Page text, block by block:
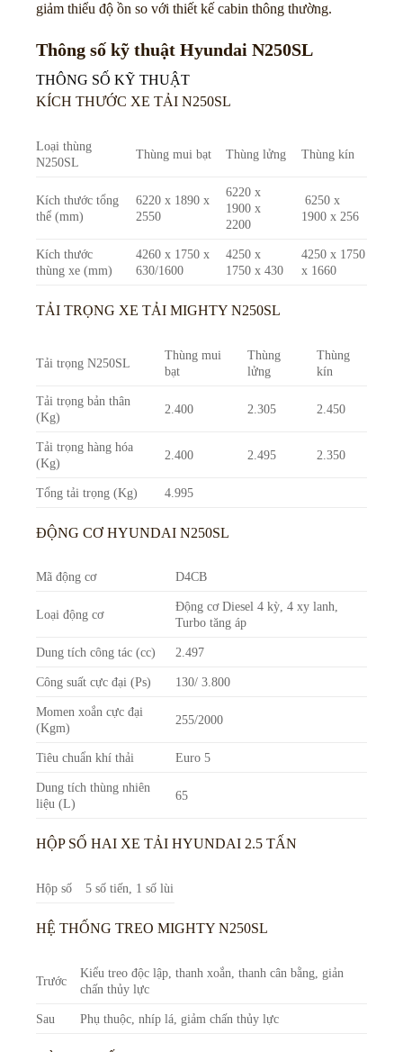
giảm thiểu độ ồn so với thiết kế cabin thông thường.
Thông số kỹ thuật Hyundai N250SL
THÔNG SỐ KỸ THUẬT
KÍCH THƯỚC XE TẢI N250SL
Loại thùng
N250SL
Thùng mui bạt Thùng lửng Thùng kín
Kích thước tổng
thể (mm)
6220 x 1890 x
2550
6220 x
1900 x
2200
6250 x
1900 x 256
Kích thước
thùng xe (mm)
4260 x 1750 x
630/1600
4250 x
1750 x 430
4250 x 1750
x 1660
TẢI TRỌNG XE TẢI MIGHTY N250SL
Tải trọng N250SL
Thùng mui
bạt
Thùng
lửng
Thùng
kín
Tải trọng bản thân
(Kg)
2.400 2.305 2.450
Tải trọng hàng hóa
(Kg)
2.400 2.495 2.350
Tổng tải trọng (Kg) 4.995
ĐỘNG CƠ HYUNDAI N250SL
Mã động cơ D4CB
Loại động cơ
Động cơ Diesel 4 kỳ, 4 xy lanh,
Turbo tăng áp
Dung tích công tác (cc) 2.497
Công suất cực đại (Ps) 130/ 3.800
Momen xoắn cực đại
(Kgm)
255/2000
Tiêu chuẩn khí thải Euro 5
Dung tích thùng nhiên
liệu (L)
65
HỘP SỐ HAI XE TẢI HYUNDAI 2.5 TẤN
Hộp số 5 số tiến, 1 số lùi
HỆ THỐNG TREO MIGHTY N250SL
Trước
Kiểu treo độc lập, thanh xoắn, thanh cân bằng, giản
chấn thủy lực
Sau Phụ thuộc, nhíp lá, giảm chấn thủy lực